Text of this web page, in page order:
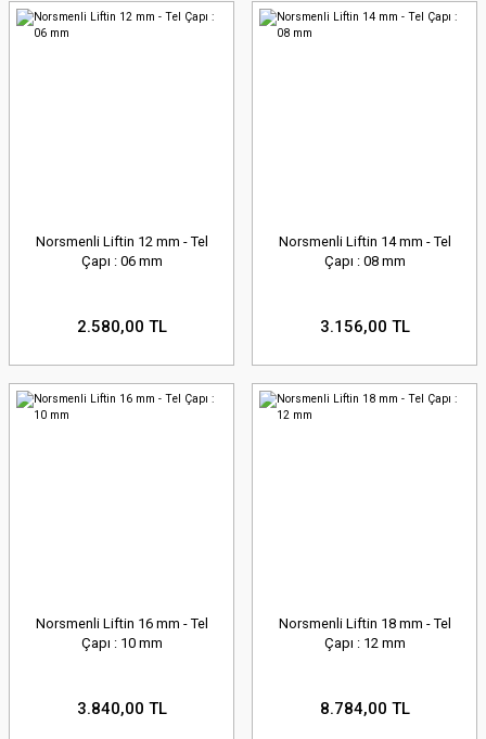
Norsmenli Liftin 12 mm - Tel
Çapı : 06 mm
2.580,00 TL
Norsmenli Liftin 14 mm - Tel
Çapı : 08 mm
3.156,00 TL
Norsmenli Liftin 16 mm - Tel
Çapı : 10 mm
3.840,00 TL
Norsmenli Liftin 18 mm - Tel
Çapı : 12 mm
8.784,00 TL